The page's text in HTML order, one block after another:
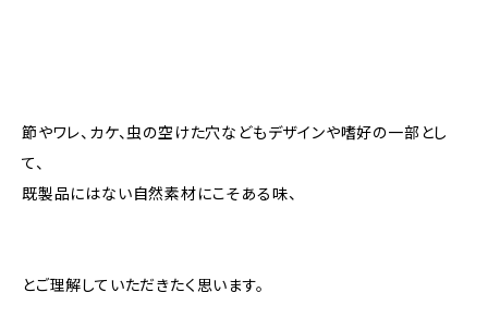
節やワレ、カケ、虫の空けた穴などもデザインや嗜好の一部とし
て、
既製品にはない自然素材にこそある味、
とご理解していただきたく思います。